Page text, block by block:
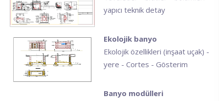
yapıcı teknik detay
Ekolojik banyo
Ekolojik özellikleri (inşaat uçak) -
yere - Cortes - Gösterim
Banyo modülleri